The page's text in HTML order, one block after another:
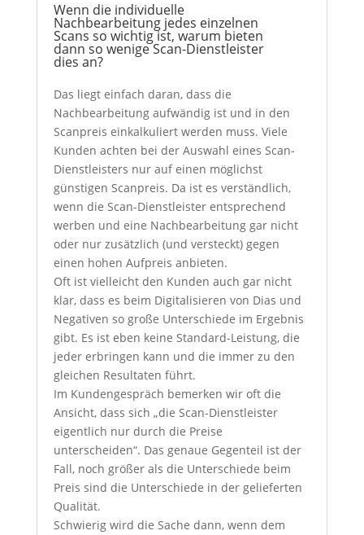
Wenn die individuelle
Nachbearbeitung jedes einzelnen
Scans so wichtig ist, warum bieten
dann so wenige Scan-Dienstleister
dies an?
Das liegt einfach daran, dass die
Nachbearbeitung aufwändig ist und in den
Scanpreis einkalkuliert werden muss. Viele
Kunden achten bei der Auswahl eines Scan-
Dienstleisters nur auf einen möglichst
günstigen Scanpreis. Da ist es verständlich,
wenn die Scan-Dienstleister entsprechend
werben und eine Nachbearbeitung gar nicht
oder nur zusätzlich (und versteckt) gegen
einen hohen Aufpreis anbieten.
Oft ist vielleicht den Kunden auch gar nicht
klar, dass es beim Digitalisieren von Dias und
Negativen so große Unterschiede im Ergebnis
gibt. Es ist eben keine Standard-Leistung, die
jeder erbringen kann und die immer zu den
gleichen Resultaten führt.
Im Kundengespräch bemerken wir oft die
Ansicht, dass sich „die Scan-Dienstleister
eigentlich nur durch die Preise
unterscheiden“. Das genaue Gegenteil ist der
Fall, noch größer als die Unterschiede beim
Preis sind die Unterschiede in der gelieferten
Qualität.
Schwierig wird die Sache dann, wenn dem